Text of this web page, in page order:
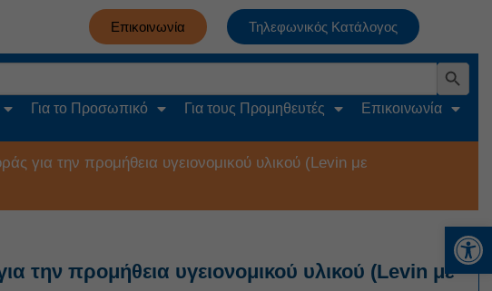
Επικοινωνία Τηλεφωνικός Κατάλογος
Search Button
Για το Προσωπικό Για τους Προμηθευτές Επικοινωνία
για την προμήθεια υγειονομικού υλικού (Levin με
προμήθεια υγειονομικού υλικού (Levin με